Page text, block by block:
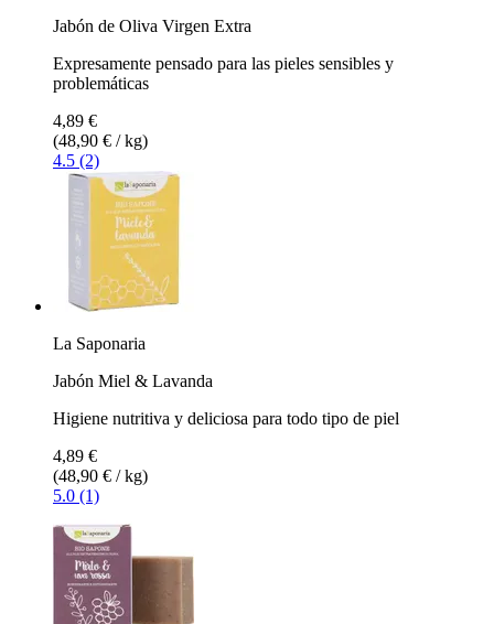
Jabón de Oliva Virgen Extra
Expresamente pensado para las pieles sensibles y
problemáticas
4,89 €
(48,90 € / kg)
4.5 (2)
La Saponaria
Jabón Miel & Lavanda
Higiene nutritiva y deliciosa para todo tipo de piel
4,89 €
(48,90 € / kg)
5.0 (1)